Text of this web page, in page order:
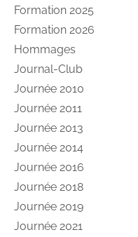
Formation 2025
Formation 2026
Hommages
Journal-Club
Journée 2010
Journée 2011
Journée 2013
Journée 2014
Journée 2016
Journée 2018
Journée 2019
Journée 2021